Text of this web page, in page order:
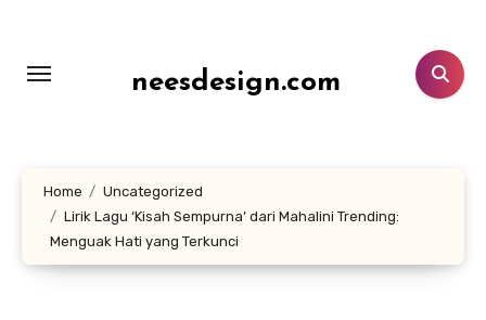
konten
neesdesign.com
Home
Uncategorized
Lirik Lagu ‘Kisah Sempurna’ dari Mahalini Trending:
Menguak Hati yang Terkunci